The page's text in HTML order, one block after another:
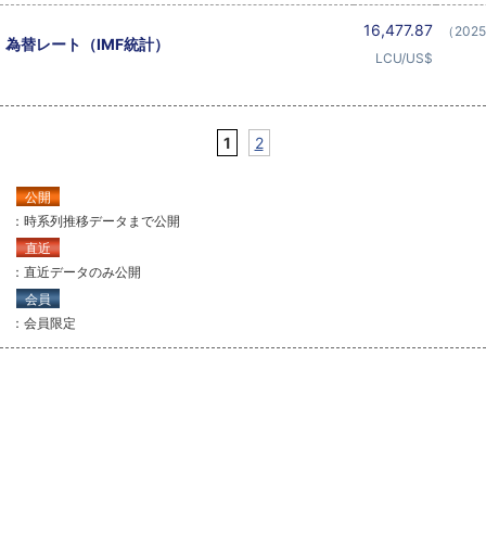
為替レート（IMF統計）
16,477.87
LCU/US$
（
1 2
公開
：時系列推移データまで公開
直近
：直近データのみ公開
会員
：会員限定